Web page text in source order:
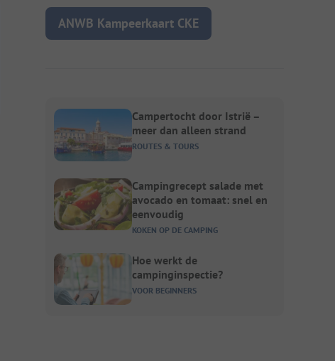
ANWB Kampeerkaart CKE
ROUTES & TOURS
Campertocht door Istrië –
meer dan alleen strand
KOKEN OP DE CAMPING
Campingrecept salade met
avocado en tomaat: snel en
eenvoudig
VOOR BEGINNERS
Hoe werkt de
campinginspectie?